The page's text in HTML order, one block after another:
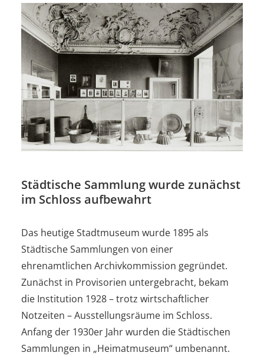
Städtische Sammlung wurde zunächst
im Schloss aufbewahrt
Das heutige Stadtmuseum wurde 1895 als
Städtische Sammlungen von einer
ehrenamtlichen Archivkommission gegründet.
Zunächst in Provisorien untergebracht, bekam
die Institution 1928 – trotz wirtschaftlicher
Notzeiten – Ausstellungsräume im Schloss.
Anfang der 1930er Jahr wurden die Städtischen
Sammlungen in „Heimatmuseum“ umbenannt.